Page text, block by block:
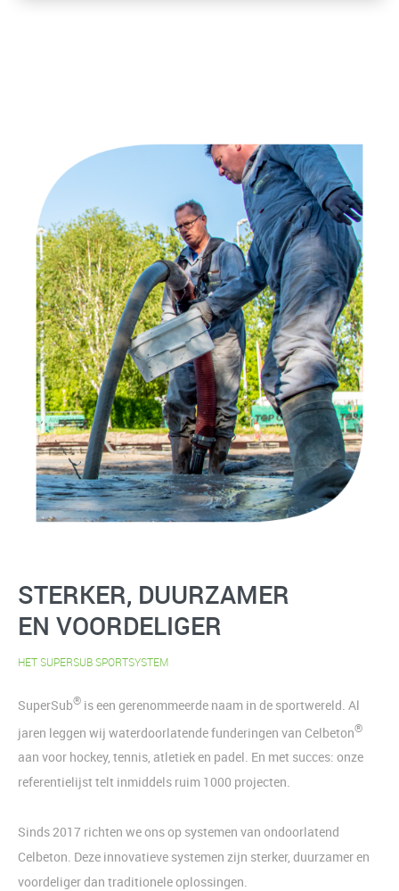
STERKER, DUURZAMER
EN VOORDELIGER
HET SUPERSUB SPORTSYSTEM
SuperSub® is een gerenommeerde naam in de sportwereld. Al
jaren leggen wij waterdoorlatende funderingen van Celbeton®
aan voor hockey, tennis, atletiek en padel. En met succes: onze
referentielijst telt inmiddels ruim 1000 projecten.
Sinds 2017 richten we ons op systemen van ondoorlatend
Celbeton. Deze innovatieve systemen zijn sterker, duurzamer en
voordeliger dan traditionele oplossingen.